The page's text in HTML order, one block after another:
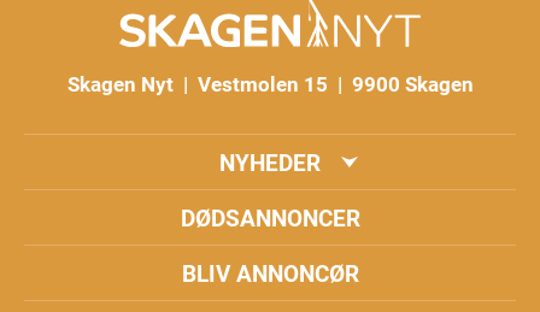
Skagen Nyt | Vestmolen 15 | 9900 Skagen
NYHEDER
DØDSANNONCER
BLIV ANNONCØR